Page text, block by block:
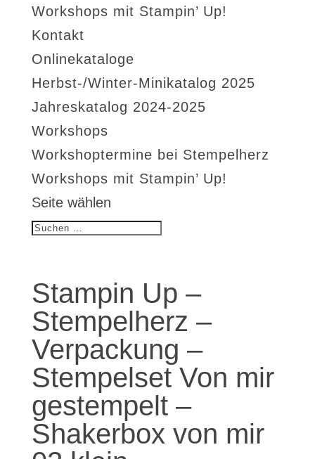
Workshops mit Stampin’ Up!
Kontakt
Onlinekataloge
Herbst-/Winter-Minikatalog 2025
Jahreskatalog 2024-2025
Workshops
Workshoptermine bei Stempelherz
Workshops mit Stampin’ Up!
Seite wählen
Stampin Up –
Stempelherz –
Verpackung –
Stempelset Von mir
gestempelt –
Shakerbox von mir